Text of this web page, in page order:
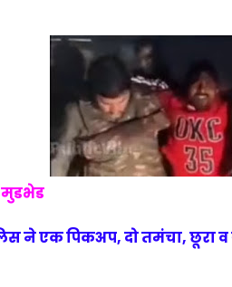
मुडभेड
ने एक पिकअप, दो तमंचा, छूरा व